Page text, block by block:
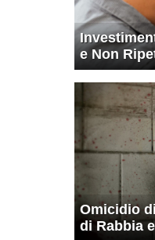
e Non
Omicidio
di Rabbia